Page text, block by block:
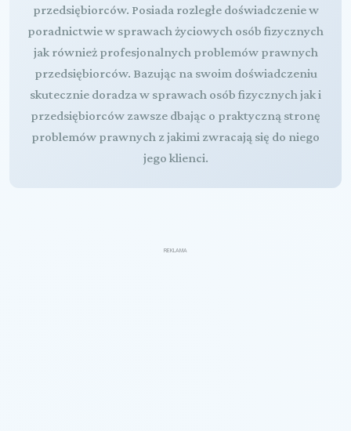
przedsiębiorców. Posiada rozległe doświadczenie w
poradnictwie w sprawach życiowych osób fizycznych
jak również profesjonalnych problemów prawnych
przedsiębiorców. Bazując na swoim doświadczeniu
skutecznie doradza w sprawach osób fizycznych jak i
przedsiębiorców zawsze dbając o praktyczną stronę
problemów prawnych z jakimi zwracają się do niego
jego klienci.
REKLAMA